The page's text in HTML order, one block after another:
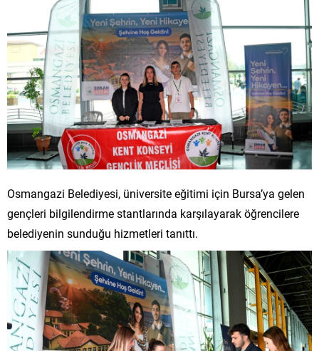
Osmangazi Belediyesi, üniversite eğitimi için Bursa’ya gelen
gençleri bilgilendirme stantlarında karşılayarak öğrencilere
belediyenin sunduğu hizmetleri tanıttı.